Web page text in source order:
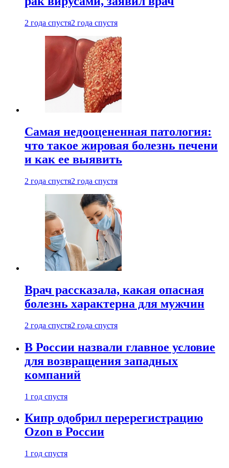
2 года спустя2 года спустя
Самая недооцененная патология:
что такое жировая болезнь печени
и как ее выявить
2 года спустя2 года спустя
Врач рассказала, какая опасная
болезнь характерна для мужчин
2 года спустя2 года спустя
В России назвали главное условие
для возвращения западных
компаний
1 год спустя
Кипр одобрил перерегистрацию
Ozon в России
1 год спустя